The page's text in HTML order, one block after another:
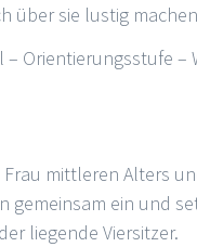
über sie lustig
– Orientierungsstufe –
Frau mittleren Alters
gemeinsam ein und
liegende Viersitzer.